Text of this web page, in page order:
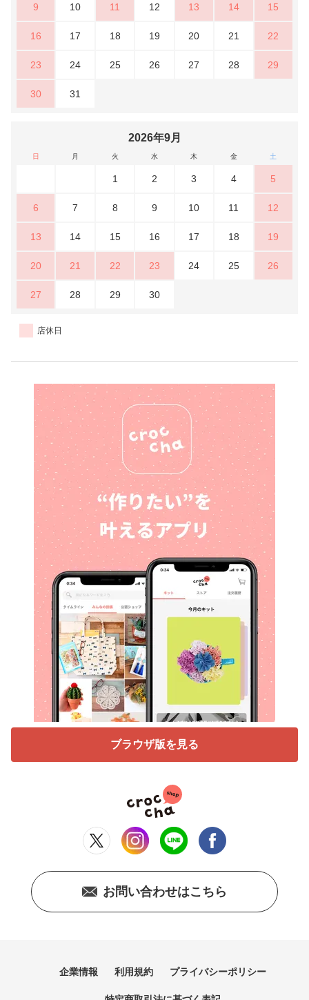
9 10 11 12 13 14 15
16 17 18 19 20 21 22
23 24 25 26 27 28 29
30 31
2026年9月
日 月 火 水 木 金 土
1 2 3 4 5
6 7 8 9 10 11 12
13 14 15 16 17 18 19
20 21 22 23 24 25 26
27 28 29 30
店休日
ブラウザ版を見る
お問い合わせはこちら
企業情報 利用規約 プライバシーポリシー